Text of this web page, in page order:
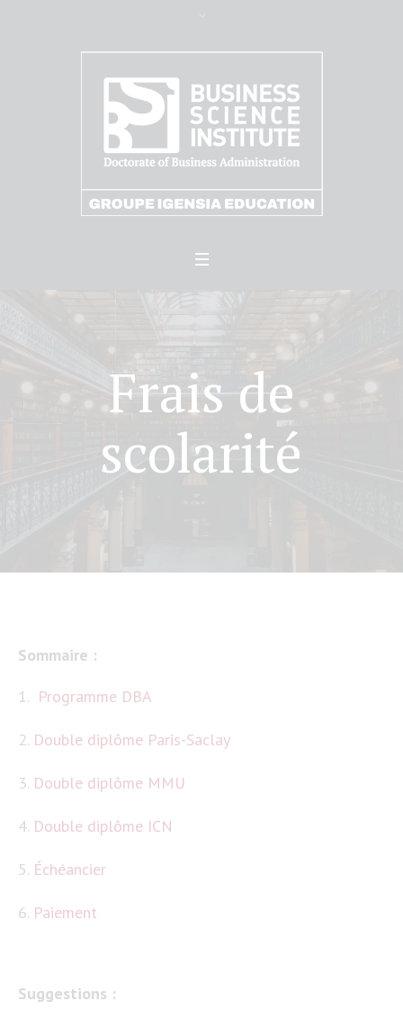
Frais de
scolarité
Sommaire :
1. Programme DBA
2. Double diplôme Paris-Saclay
3. Double diplôme MMU
4. Double diplôme ICN
5. Échéancier
6. Paiement
Suggestions :